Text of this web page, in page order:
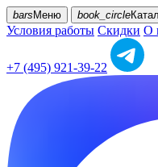
bars Меню book_circle
Условия работы Скидки О
+7 (495) 921-39-22